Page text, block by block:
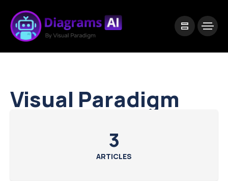
Visual Paradigm
3
ARTICLES